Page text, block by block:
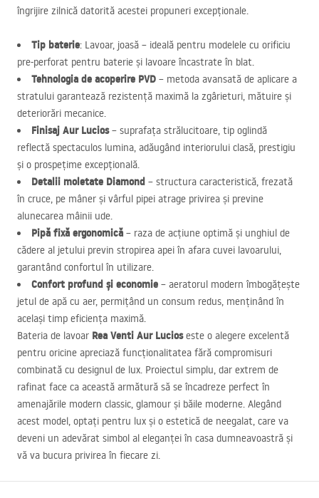
îngrijire zilnică datorită acestei propuneri excepționale.
Tip baterie: Lavoar, joasă – ideală pentru modelele cu orificiu
pre-perforat pentru baterie și lavoare încastrate în blat.
Tehnologia de acoperire PVD – metoda avansată de aplicare a
stratului garantează rezistență maximă la zgârieturi, mătuire și
deteriorări mecanice.
Finisaj Aur Lucios– suprafața strălucitoare, tip oglindă
reflectă spectaculos lumina, adăugând interiorului clasă, prestigiu
și o prospețime excepțională.
Detalii moletate Diamond – structura caracteristică, frezată
în cruce, pe mâner și vârful pipei atrage privirea și previne
alunecarea mâinii ude.
Pipă fixă ergonomică – raza de acțiune optimă și unghiul de
cădere al jetului previn stropirea apei în afara cuvei lavoarului,
garantând confortul în utilizare.
Confort profund și economie – aeratorul modern îmbogățește
jetul de apă cu aer, permițând un consum redus, menținând în
același timp eficiența maximă.
Bateria de lavoar Rea Venti Aur Lucioseste o alegere excelentă
pentru oricine apreciază funcționalitatea fără compromisuri
combinată cu designul de lux. Proiectul simplu, dar extrem de
rafinat face ca această armătură să se încadreze perfect în
amenajările modern classic, glamour și băile moderne. Alegând
acest model, optați pentru lux și o estetică de neegalat, care va
deveni un adevărat simbol al eleganței în casa dumneavoastră și
vă va bucura privirea în fiecare zi.